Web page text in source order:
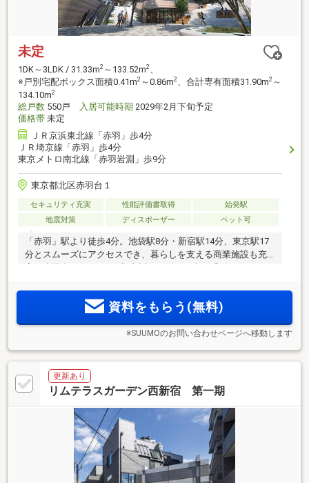
未定
1DK～3LDK / 31.33m2 ～133.52m2 、
※戸別宅配ボックス面積0.41m2 ～0.86m2、合計専有面積31.90m2 ～
134.10m2
総戸数 550戸 入居可能時期 2029年2月下旬予定
価格帯 未定
ＪＲ京浜東北線「赤羽」歩4分
ＪＲ埼京線「赤羽」歩4分
東京メトロ南北線「赤羽岩淵」歩9分
東京都北区赤羽台１
セキュリティ充実 性能評価書取得
始発駅
地震対策
ディスポーザー ペット可
「赤羽」駅より徒歩4分。池袋駅8分・新宿駅14分、東京駅17
分とスムーズにアクセスでき、暮らしを支える商業施設も充
137.83m2(3LDK)の全129タイプの豊富なプランバリエーショ
ン。物件エントリー受付中！資料をもらう(無料)
※SUUMOのお問い合わせページへ移動します
更新あり
リムテラスガーデン西新宿 第一期